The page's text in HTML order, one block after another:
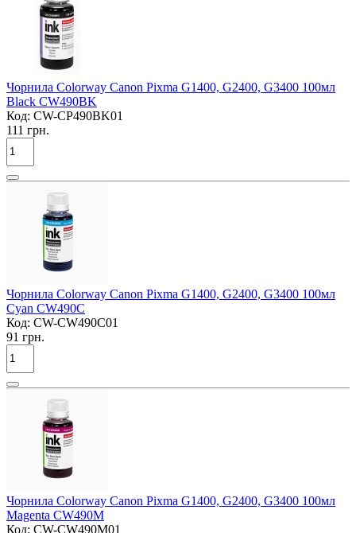
Чорнила Colorway Canon Pixma G1400, G2400, G3400 100мл
Black CW490BK
Код: CW-CP490BK01
111 грн.
Чорнила Colorway Canon Pixma G1400, G2400, G3400 100мл
Cyan CW490C
Код: CW-CW490C01
91 грн.
Чорнила Colorway Canon Pixma G1400, G2400, G3400 100мл
Magenta CW490M
Код: CW-CW490M01